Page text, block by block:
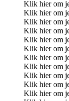
Klik hier om
Klik hier om
Klik hier om
Klik hier om
Klik hier om
Klik hier om
Klik hier om
Klik hier om
Klik hier om
Klik hier om
Klik hier om